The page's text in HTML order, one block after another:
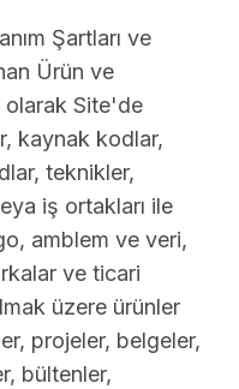
Şartları ve
Ürün ve
olarak Site'de
kaynak kodlar,
teknikler,
iş ortakları ile
amblem ve veri,
ve ticari
üzere ürünler
projeler, belgeler,
bültenler,